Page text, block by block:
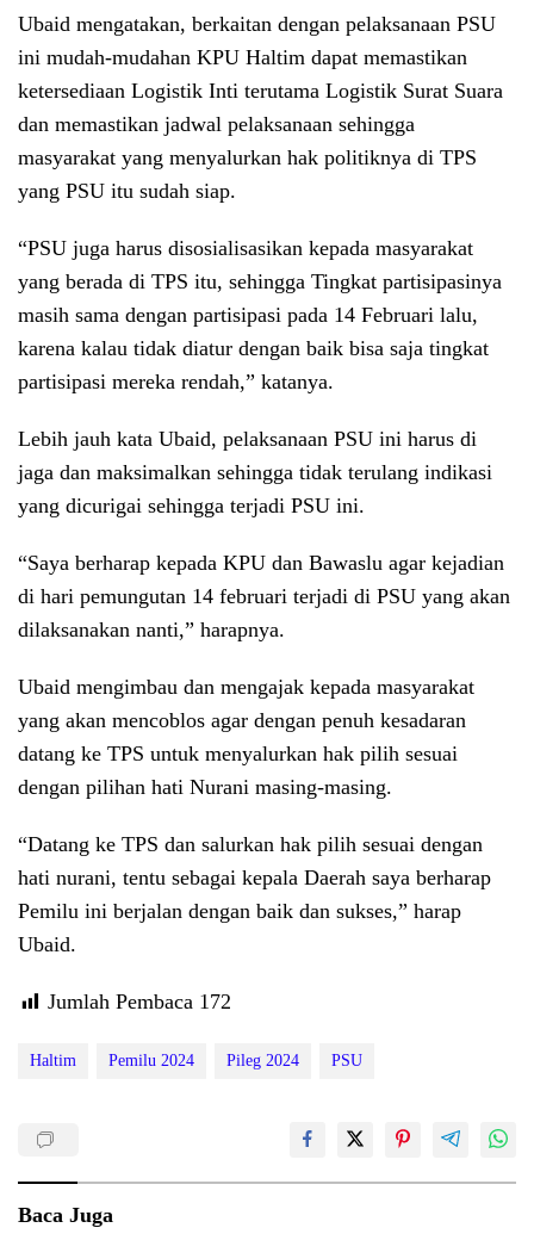
Ubaid mengatakan, berkaitan dengan pelaksanaan PSU
ini mudah-mudahan KPU Haltim dapat memastikan
ketersediaan Logistik Inti terutama Logistik Surat Suara
dan memastikan jadwal pelaksanaan sehingga
masyarakat yang menyalurkan hak politiknya di TPS
yang PSU itu sudah siap.
“PSU juga harus disosialisasikan kepada masyarakat
yang berada di TPS itu, sehingga Tingkat partisipasinya
masih sama dengan partisipasi pada 14 Februari lalu,
karena kalau tidak diatur dengan baik bisa saja tingkat
partisipasi mereka rendah,” katanya.
Lebih jauh kata Ubaid, pelaksanaan PSU ini harus di
jaga dan maksimalkan sehingga tidak terulang indikasi
yang dicurigai sehingga terjadi PSU ini.
“Saya berharap kepada KPU dan Bawaslu agar kejadian
di hari pemungutan 14 februari terjadi di PSU yang akan
dilaksanakan nanti,” harapnya.
Ubaid mengimbau dan mengajak kepada masyarakat
yang akan mencoblos agar dengan penuh kesadaran
datang ke TPS untuk menyalurkan hak pilih sesuai
dengan pilihan hati Nurani masing-masing.
“Datang ke TPS dan salurkan hak pilih sesuai dengan
hati nurani, tentu sebagai kepala Daerah saya berharap
Pemilu ini berjalan dengan baik dan sukses,” harap
Ubaid.
Jumlah Pembaca 172
Haltim Pemilu 2024 Pileg 2024 PSU
Baca Juga